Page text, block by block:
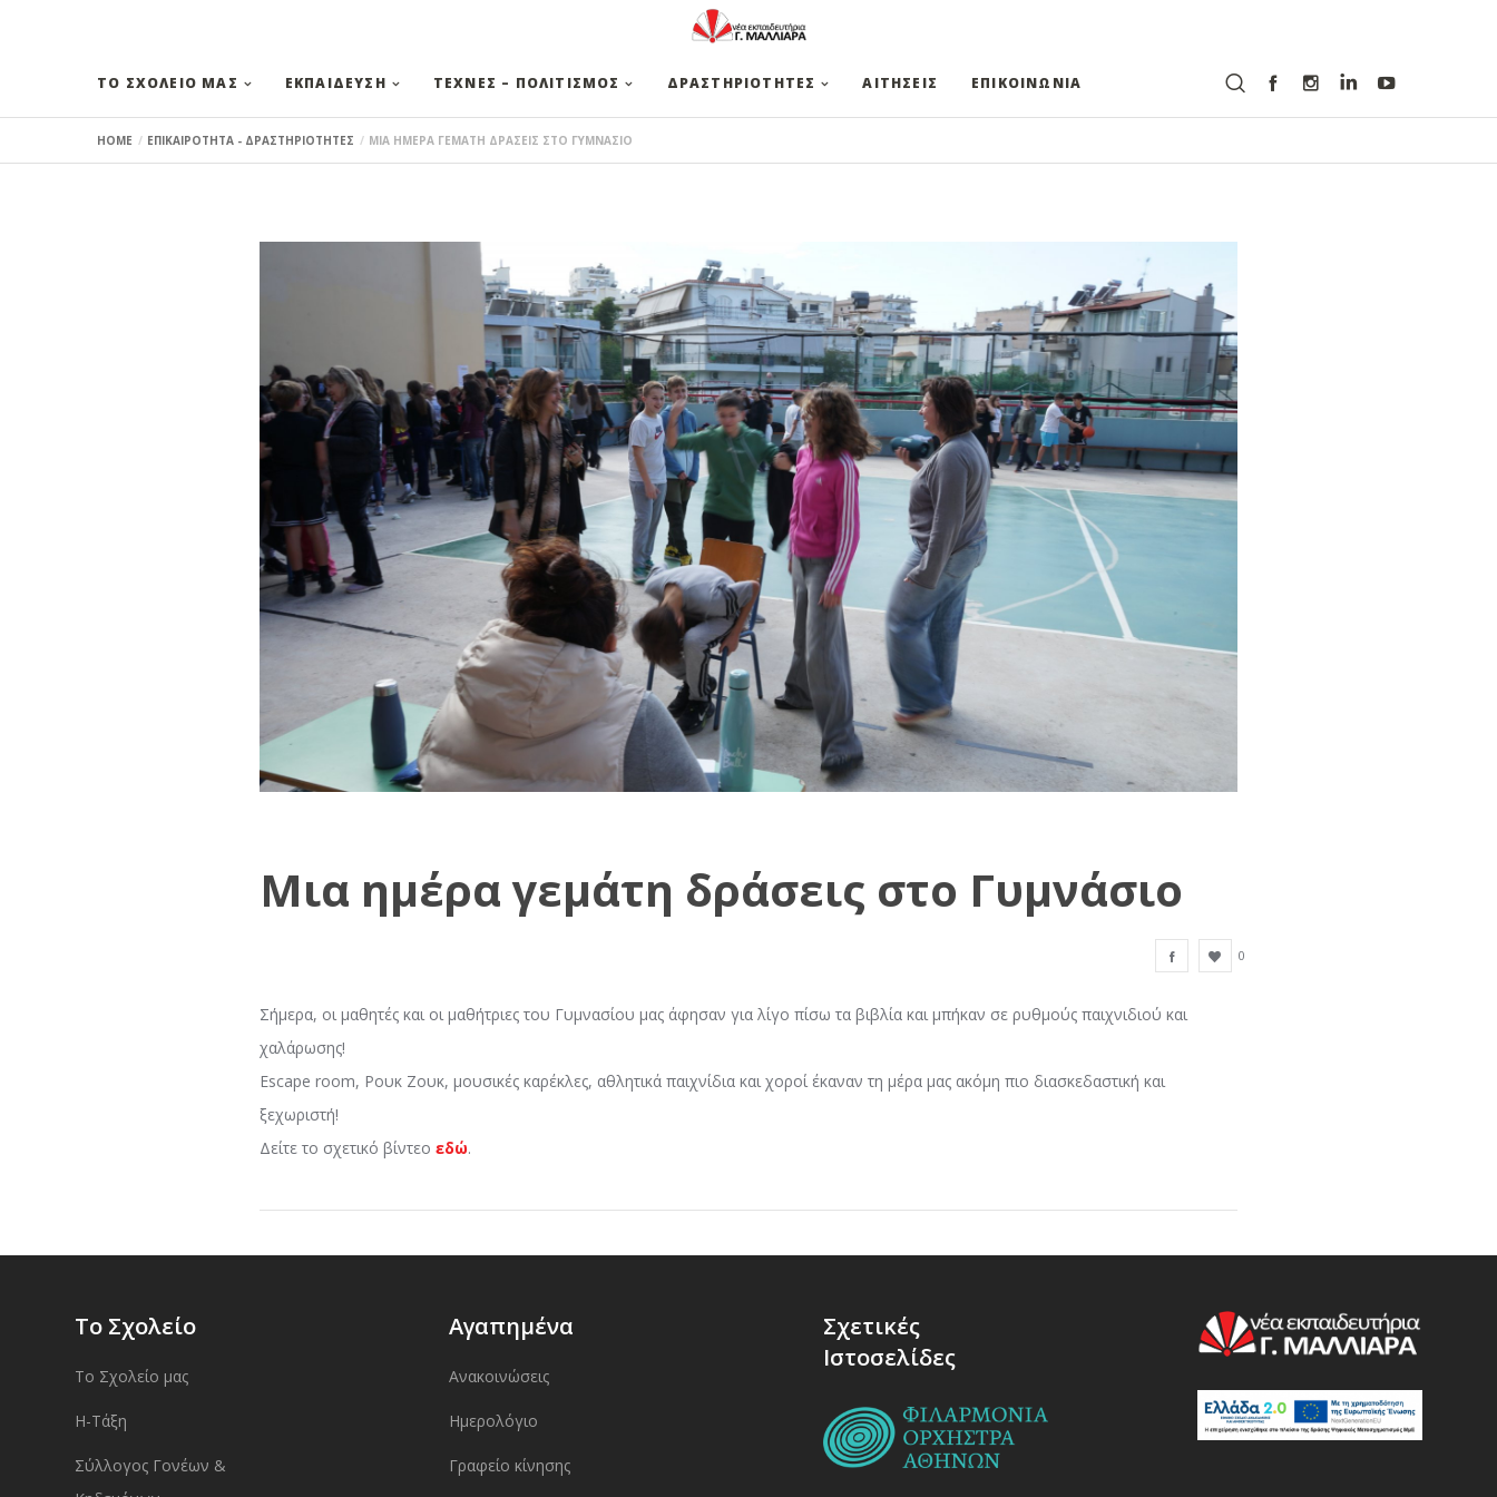
ΤΟ ΣΧΟΛΕΙΟ ΜΑΣ ΕΚΠΑΙΔΕΥΣΗ ΤΕΧΝΕΣ – ΠΟΛΙΤΙΣΜΟΣ ΔΡΑΣΤΗΡΙΟΤΗΤΕΣ ΑΙΤΗΣΕΙΣ ΕΠΙΚΟΙΝΩΝΙΑ
HOME ΕΠΙΚΑΙΡΟΤΗΤΑ - ΔΡΑΣΤΗΡΙΟΤΗΤΕΣ ΜΙΑ ΗΜΕΡΑ ΓΕΜΑΤΗ ΔΡΑΣΕΙΣ ΣΤΟ ΓΥΜΝΑΣΙΟ
Μια ημέρα γεμάτη δράσεις στο Γυμνάσιο
0
Σήμερα, οι μαθητές και οι μαθήτριες του Γυμνασίου μας άφησαν για λίγο πίσω τα βιβλία και μπήκαν σε ρυθμούς παιχνιδιού και
χαλάρωσης!
Escape room, Ρουκ Ζουκ, μουσικές καρέκλες, αθλητικά παιχνίδια και χοροί έκαναν τη μέρα μας ακόμη πιο διασκεδαστική και
ξεχωριστή!
Δείτε το σχετικό βίντεοεδώ.
Το Σχολείο
Το Σχολείο μας
Η-Τάξη
Σύλλογος Γονέων &
Αγαπημένα
Ανακοινώσεις
Ημερολόγιο
Γραφείο κίνησης
Σχετικές
Ιστοσελίδες